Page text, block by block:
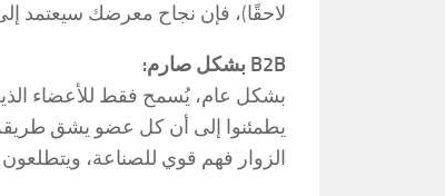
لاحقًا)، فإن نجاح معرضك سيعتمد
B2B بشكل صارم:
بشكل عام، يُسمح فقط للأعضاء
يطمئنوا إلى أن كل عضو يشق طريقه
الزوار فهم قوي للصناعة،